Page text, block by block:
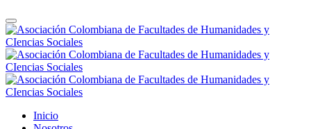
Inicio